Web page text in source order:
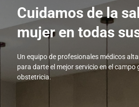
Cuidamos de la
mujer en todas
Un equipo de profesionales médicos
para darte el mejor servicio en el campo
obstetricia.